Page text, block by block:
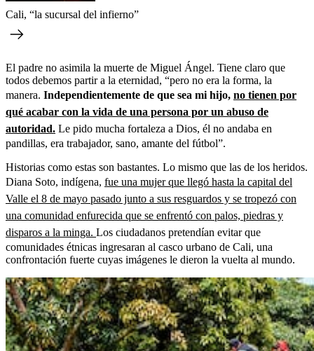
Cali, “la sucursal del infierno”
El padre no asimila la muerte de Miguel Ángel. Tiene claro que
todos debemos partir a la eternidad, “pero no era la forma, la
manera. Independientemente de que sea mi hijo, no tienen por
qué acabar con la vida de una persona por un abuso de
autoridad. Le pido mucha fortaleza a Dios, él no andaba en
pandillas, era trabajador, sano, amante del fútbol”.
Historias como estas son bastantes. Lo mismo que las de los heridos.
Diana Soto, indígena, fue una mujer que llegó hasta la capital del
Valle el 8 de mayo pasado junto a sus resguardos y se tropezó con
una comunidad enfurecida que se enfrentó con palos, piedras y
disparos a la minga. Los ciudadanos pretendían evitar que
comunidades étnicas ingresaran al casco urbano de Cali, una
confrontación fuerte cuyas imágenes le dieron la vuelta al mundo.